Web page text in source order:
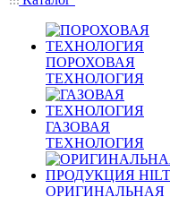
ПОРОХОВАЯ
ТЕХНОЛОГИЯ
ГАЗОВАЯ
ТЕХНОЛОГИЯ
ОРИГИНАЛЬНАЯ